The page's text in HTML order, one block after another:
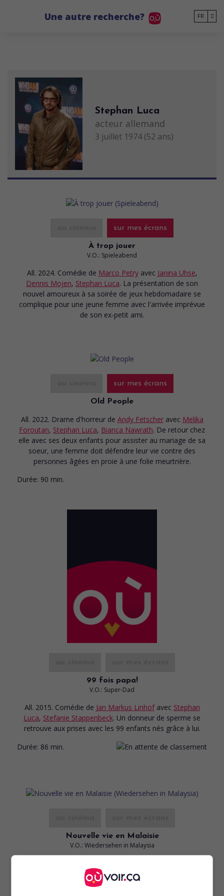
Une autre recherche? FR
Stephan Luca
acteur allemand
3 juillet 1974 (52 ans)
sur mes écrans
À trop jouer
V.O.: Spieleabend
All. 2024. Comédie de Marco Petry avec Janina Uhse,
Dennis Mojen, Stephan Luca. La présentation de son
nouvel amoureux à sa soirée de jeux hebdomadaire se
complique pour une jeune femme avec l'arrivée imprévue
de son ex-petit ami.
sur mes écrans
Old People
All. 2022. Drame d'horreur de Andy Fetscher avec Melika
Foroutan, Stephan Luca, Bianca Nawrath. De retour chez
elle avec ses deux enfants pour assister au mariage de sa
soeur, une femme doit défendre leur vie contre des
personnes âgées en proie à une folie meurtrière.
Durée: 90 min.
99 fois papa!
V.O.: Super-Dad
All. 2015. Comédie de Jan Markus Linhof avec Stephan
Luca, Stefanie Stappenbeck. Un donneur de sperme se
retrouve aux prises avec les 99 enfants nés grâce à lui.
Durée: 86 min.
Nouvelle vie en Malaisie
V.O.: Wiedersehen in Malaysia
Raven Hanson,Max Urlacher
moniteur de plongée sous-marine est soupçonné d'être